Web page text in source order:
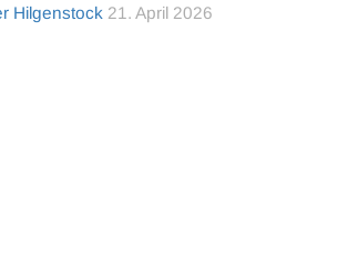
Hilgenstock 21. April 2026